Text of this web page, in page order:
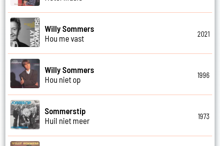
Willy Sommers
Hou me vast
2021
Willy Sommers
Hou niet op
1996
Sommerstip
Huil niet meer
1973